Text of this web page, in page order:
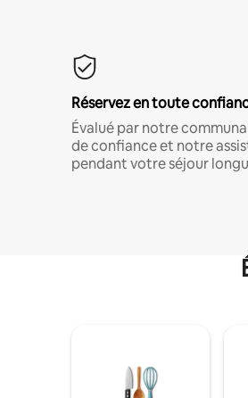
Réservez en toute
Évalué par notre
de confiance et notre
pendant votre séjour